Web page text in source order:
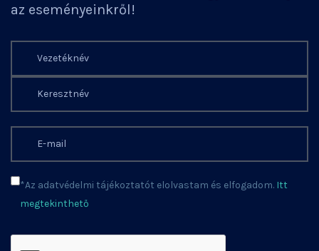
az eseményeinkről!
*Az adatvédelmi tájékoztatót elolvastam és elfogadom. Itt
megtekinthető